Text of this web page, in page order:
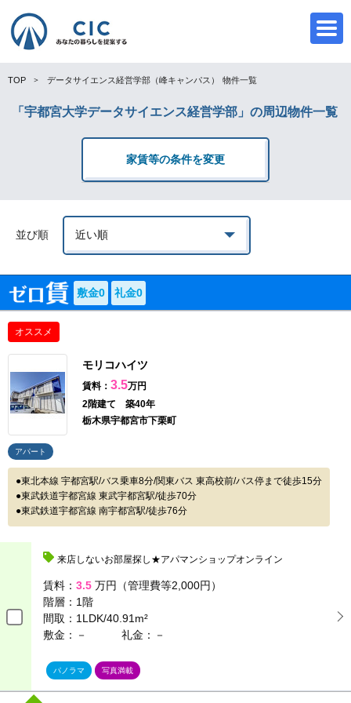
TOP データサイエンス経営学部（峰キャンパス） 物件一覧
「宇都宮大学データサイエンス経営学部」の周辺物件一覧
家賃等の条件を変更
並び順
敷金0 礼金0
オススメ
モリコハイツ
賃料： 3.5万円
2階建て 築40年
栃木県宇都宮市下栗町
アパート
東北本線 宇都宮駅/バス乗車8分/関東バス 東高校前/バス停まで徒歩15分
東武鉄道宇都宮線 東武宇都宮駅/徒歩70分
東武鉄道宇都宮線 南宇都宮駅/徒歩76分
来店しないお部屋探し★アパマンショップオンライン
賃料： 3.5 万円（管理費等2,000円）
階層： 1階
間取： 1LDK/40.91m²
敷金：－
礼金：－
パノラマ 写真満載